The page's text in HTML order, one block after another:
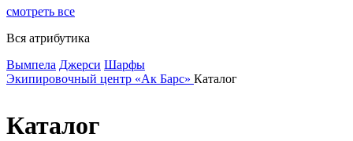
смотреть все
Вся атрибутика
Вымпела Джерси Шарфы
Экипировочный центр «Ак Барс» Каталог
Каталог